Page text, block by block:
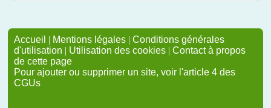
Accueil | Mentions légales | Conditions générales
d'utilisation | Utilisation des cookies | Contact à propos
de cette page
Pour ajouter ou supprimer un site, voir l'article 4 des
CGUs